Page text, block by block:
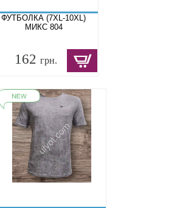
ФУТБОЛКА (7XL-10XL)
МИКС 804
162 грн.